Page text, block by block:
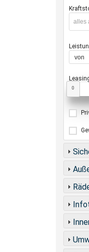
alles
0